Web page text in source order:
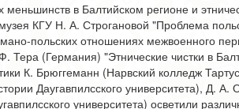
в Балтийском регионе и
КГУ Н. А. Строгановой "Проблема
польских отношениях межвоенного
Тера (Германия) "Этнические чистки в
К. Брюггеманн (Нарвский колледж
Даугавпилсского университета), Д. А.
университета) осветили